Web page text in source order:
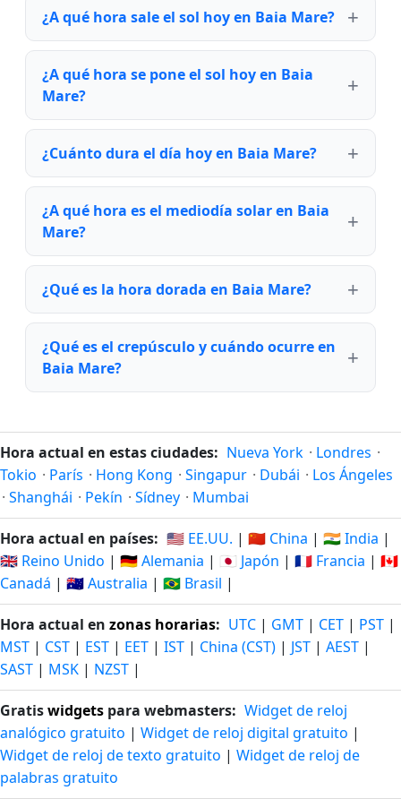
¿A qué hora sale el sol hoy en Baia Mare?
¿A qué hora se pone el sol hoy en Baia
Mare?
¿Cuánto dura el día hoy en Baia Mare?
¿A qué hora es el mediodía solar en Baia
Mare?
¿Qué es la hora dorada en Baia Mare?
¿Qué es el crepúsculo y cuándo ocurre en
Baia Mare?
Hora actual en estas ciudades: Nueva York · Londres ·
Tokio · París · Hong Kong · Singapur · Dubái · Los Ángeles
· Shanghái · Pekín · Sídney · Mumbai
Hora actual en países: 🇺🇸 EE.UU. | 🇨🇳 China | 🇮🇳 India |
🇬🇧 Reino Unido | 🇩🇪 Alemania | 🇯🇵 Japón | 🇫🇷 Francia | 🇨🇦
Canadá | 🇦🇺 Australia | 🇧🇷 Brasil |
Hora actual en zonas horarias: UTC | GMT | CET | PST |
MST | CST | EST | EET | IST | China (CST) | JST | AEST |
SAST | MSK | NZST |
Gratiswidgets para webmasters: Widget de reloj
analógico gratuito | Widget de reloj digital gratuito |
Widget de reloj de texto gratuito | Widget de reloj de
palabras gratuito